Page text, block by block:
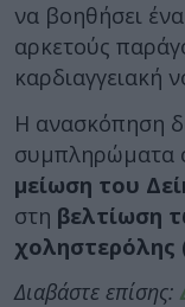
να βοηθήσει
αρκετούς
καρδιαγγειακή
Η ανασκόπηση
συμπληρώματα
μείωση του
στη βελτίωση
χοληστερόλης
Διαβάστε επίσης: